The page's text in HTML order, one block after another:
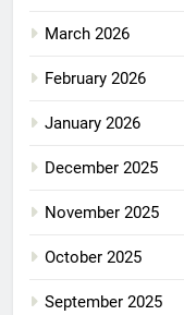
March 2026
February 2026
January 2026
December 2025
November 2025
October 2025
September 2025